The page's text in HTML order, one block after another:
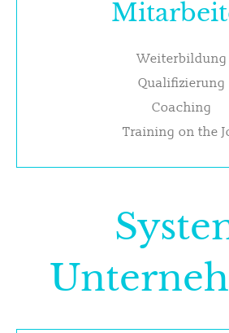
Weiterbildung
Qualifizierung
Coaching
Training on the